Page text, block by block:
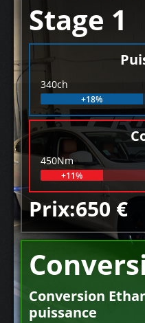
Stage 1
340ch
+18%
450Nm
+11%
Prix:650 €
Conversion
puissance